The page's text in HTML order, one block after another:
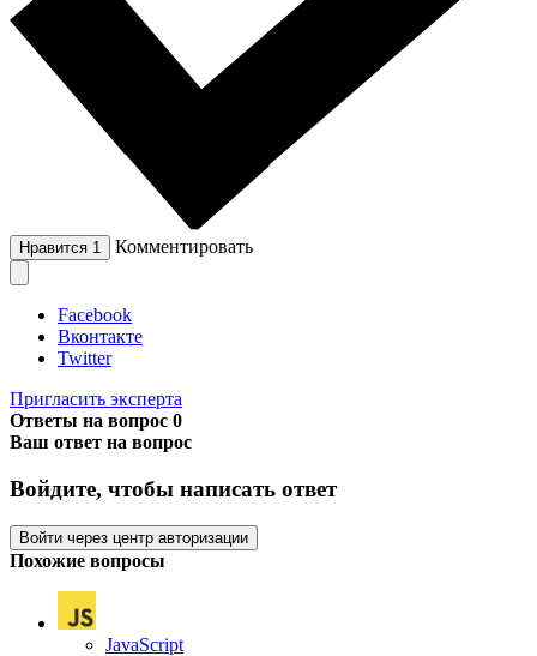
Нравится 1 Комментировать
Facebook
Вконтакте
Twitter
Пригласить эксперта
Ответы на вопрос 0
Ваш ответ на вопрос
Войдите, чтобы написать ответ
Войти через центр авторизации
Похожие вопросы
JavaScript